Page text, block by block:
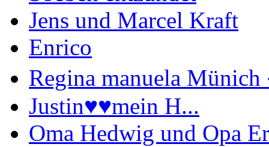
Jens und Marcel Kraft
Enrico
Regina manuela
Justin♥️♥️mein H...
Oma Hedwig und Opa